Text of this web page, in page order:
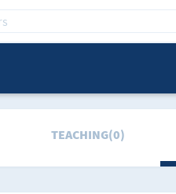
TEACHING(0)